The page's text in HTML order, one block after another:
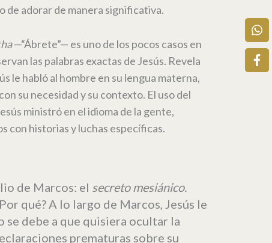
de adorar de manera significativa.
—“Ábrete”— es uno de los pocos casos en
las palabras exactas de Jesús. Revela
le habló al hombre en su lengua materna,
su necesidad y su contexto. El uso del
ministró en el idioma de la gente,
con historias y luchas específicas.
de Marcos: el secreto mesiánico.
qué? A lo largo de Marcos, Jesús le
se debe a que quisiera ocultar la
prematuras sobre su